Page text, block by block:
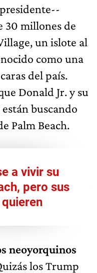
30 millones de
un islote al
como una
del país.
Donald Jr. y su
buscando
Palm Beach.
a vivir su
pero sus
neoyorquinos
los Trump